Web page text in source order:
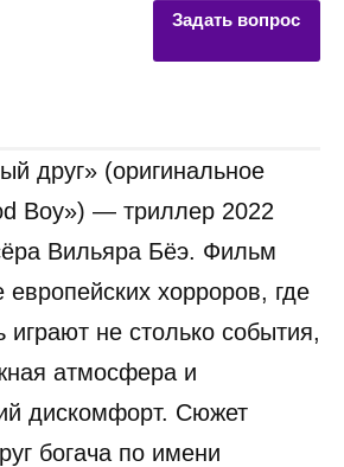
Задать вопрос
друг» (оригинальное
Boy») — триллер 2022
Вильяра Бёэ. Фильм
европейских хорроров, где
не столько события,
атмосфера и
дискомфорт. Сюжет
богача по имени